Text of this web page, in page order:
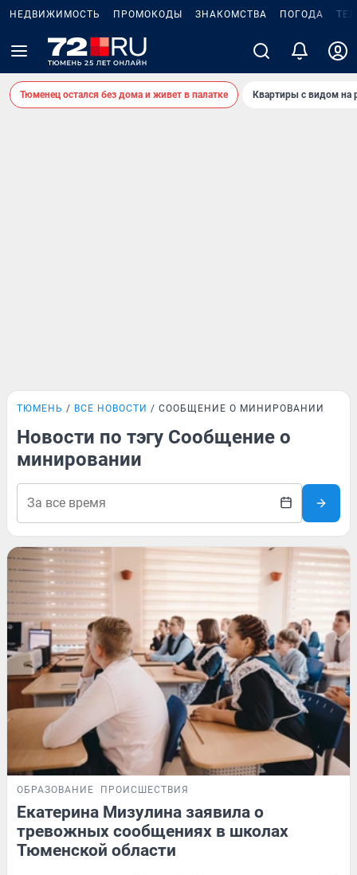
НЕДВИЖИМОСТЬ ПРОМОКОДЫ ЗНАКОМСТВА ПОГОДА
Тюменец остался без дома и живет в палатке Квартиры с видом на
ТЮМЕНЬ ВСЕ НОВОСТИ СООБЩЕНИЕ О МИНИРОВАНИИ
Новости по тэгу Сообщение о
минировании
ОБРАЗОВАНИЕ ПРОИСШЕСТВИЯ
Екатерина Мизулина заявила о
тревожных сообщениях в школах
Тюменской области